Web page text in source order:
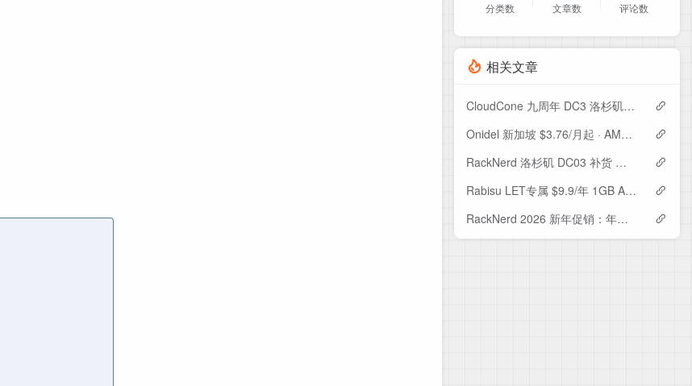
分类数 文章数 评论数
相关文章
CloudCone 九周年 DC3 洛杉矶机房优惠：$18.28/年起，续费不变
Onidel 新加坡 $3.76/月起 · AMD EPYC 强劲性能/SG.GS 线路
RackNerd 洛杉矶 DC03 补货 黑五/新年款多档套餐 最低$10.29/年 附流量翻倍教程
Rabisu LET专属 $9.9/年 1GB AMD VPS 洛杉矶 无限流量 + 免费虚拟主机
RackNerd 2026 新年促销：年付 $11.29 起，高性价比 KVM VPS 限量返场